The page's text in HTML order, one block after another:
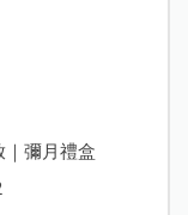
｜彌月禮盒